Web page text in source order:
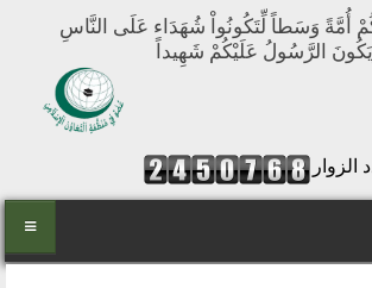
أُمَّةً وَسَطاً لِّتَكُونُواْ شُهَدَاء عَلَى النَّاسِ
الرَّسُولُ عَلَيْكُمْ شَهِيداً
الزوار